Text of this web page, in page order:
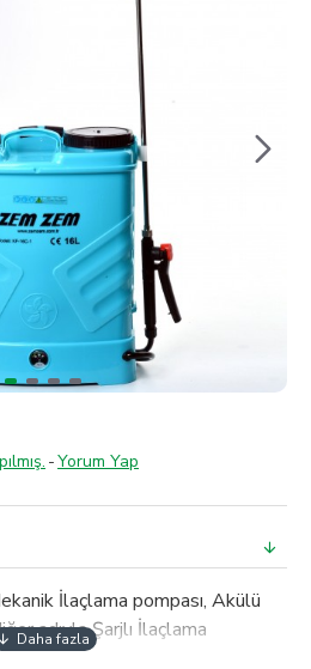
-Yorum Yap
İlaçlama pompası, Akülü
adıyla Şarjlı İlaçlama
pompası diye çeşitlerine